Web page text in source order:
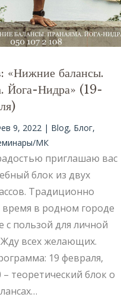
«Нижние балансы.
Йога-Нидра» (19-
9, 2022| Blog, Блог,
МК
приглашаю вас
блок из двух
Традиционно
в родном городе
с пользой для личной
всех желающих.
19 февраля,
– теоретический блок о